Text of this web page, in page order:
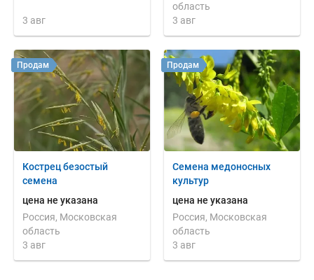
3 авг
область
3 авг
Кострец безостый
семена
цена не указана
Россия, Московская
область
3 авг
Продам
Cемена медоносных
культур
цена не указана
Россия, Московская
область
3 авг
Продам